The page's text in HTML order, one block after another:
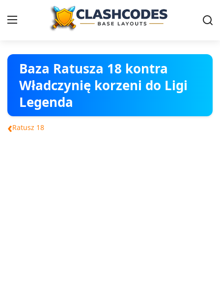
Ratusz
Polski
Baza Ratusza 18 kontra
Władczynię korzeni do Ligi
Legenda
‹Ratusz 18